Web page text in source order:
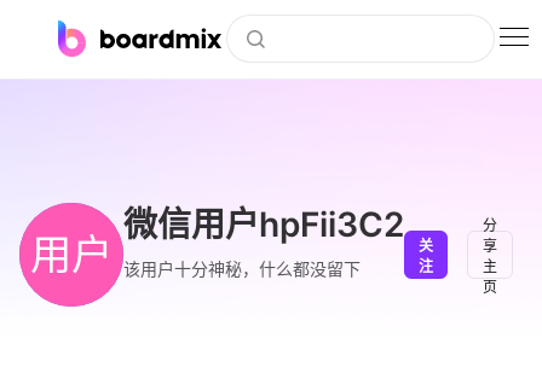
下载
会员
企业服务
用户
微信用户hpFii3C2
该用户十分神秘，什么都没留下
关
注
分
享
主
页